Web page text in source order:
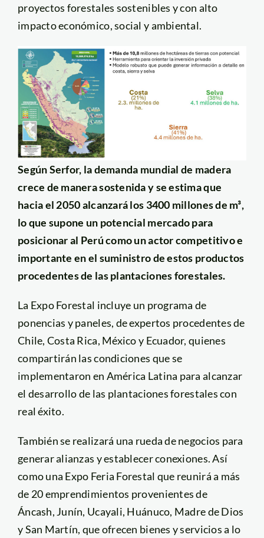
proyectos forestales sostenibles y con alto
impacto económico, social y ambiental.
Según Serfor, la demanda mundial de madera
crece de manera sostenida y se estima que
hacia el 2050 alcanzará los 3400 millones de m³,
lo que supone un potencial mercado para
posicionar al Perú como un actor competitivo e
importante en el suministro de estos productos
procedentes de las plantaciones forestales.
La Expo Forestal incluye un programa de
ponencias y paneles, de expertos procedentes de
Chile, Costa Rica, México y Ecuador, quienes
compartirán las condiciones que se
implementaron en América Latina para alcanzar
el desarrollo de las plantaciones forestales con
real éxito.
También se realizará una rueda de negocios para
generar alianzas y establecer conexiones. Así
como una Expo Feria Forestal que reunirá a más
de 20 emprendimientos provenientes de
Áncash, Junín, Ucayali, Huánuco, Madre de Dios
y San Martín, que ofrecen bienes y servicios a lo